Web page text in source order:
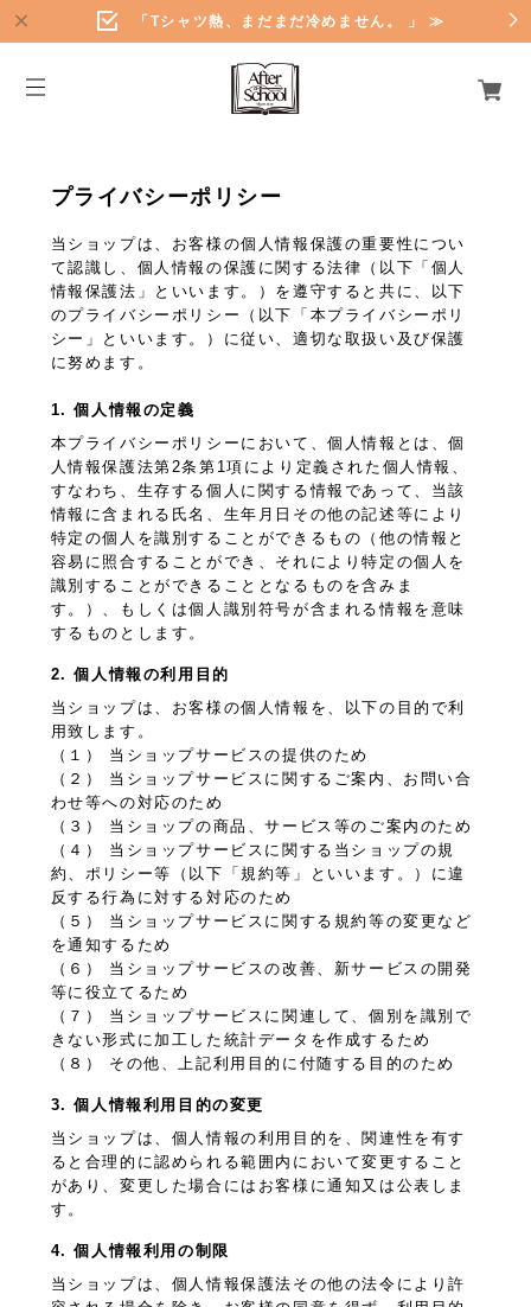
「Tシャツ熱、まだまだ冷めません。 」 ≫
プライバシーポリシー
当ショップは、お客様の個人情報保護の重要性につい
て認識し、個人情報の保護に関する法律（以下「個人
情報保護法」といいます。）を遵守すると共に、以下
のプライバシーポリシー（以下「本プライバシーポリ
シー」といいます。）に従い、適切な取扱い及び保護
に努めます。
1. 個人情報の定義
本プライバシーポリシーにおいて、個人情報とは、個
人情報保護法第2条第1項により定義された個人情報、
すなわち、生存する個人に関する情報であって、当該
情報に含まれる氏名、生年月日その他の記述等により
特定の個人を識別することができるもの（他の情報と
容易に照合することができ、それにより特定の個人を
識別することができることとなるものを含みま
す。）、もしくは個人識別符号が含まれる情報を意味
するものとします。
2. 個人情報の利用目的
当ショップは、お客様の個人情報を、以下の目的で利
用致します。
（１） 当ショップサービスの提供のため
（２） 当ショップサービスに関するご案内、お問い合
わせ等への対応のため
（３） 当ショップの商品、サービス等のご案内のため
（４） 当ショップサービスに関する当ショップの規
約、ポリシー等（以下「規約等」といいます。）に違
反する行為に対する対応のため
（５） 当ショップサービスに関する規約等の変更など
を通知するため
（６） 当ショップサービスの改善、新サービスの開発
等に役立てるため
（７） 当ショップサービスに関連して、個別を識別で
きない形式に加工した統計データを作成するため
（８） その他、上記利用目的に付随する目的のため
3. 個人情報利用目的の変更
当ショップは、個人情報の利用目的を、関連性を有す
ると合理的に認められる範囲内において変更すること
があり、変更した場合にはお客様に通知又は公表しま
す。
4. 個人情報利用の制限
当ショップは、個人情報保護法その他の法令により許